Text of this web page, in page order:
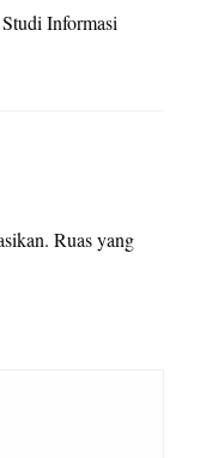
Informasi
Ruas yang